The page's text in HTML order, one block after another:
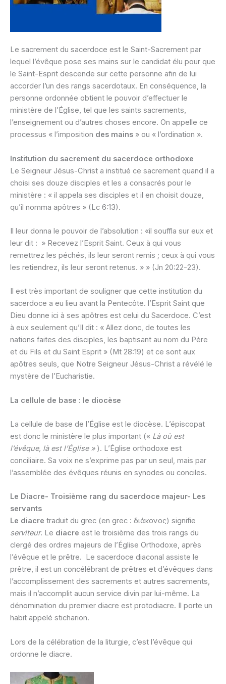
Le sacrement du sacerdoce est le Saint-Sacrement par
lequel l’évêque pose ses mains sur le candidat élu pour que
le Saint-Esprit descende sur cette personne afin de lui
accorder l’un des rangs sacerdotaux. En conséquence, la
personne ordonnée obtient le pouvoir d’effectuer le
ministère de l’Église, tel que les saints sacrements,
l’enseignement ou d’autres choses encore. On appelle ce
processus « l’imposition des mains » ou « l’ordination ».
Institution du sacrement du sacerdoce orthodoxe
Le Seigneur Jésus-Christ a institué ce sacrement quand il a
choisi ses douze disciples et les a consacrés pour le
ministère : « il appela ses disciples et il en choisit douze,
qu’il nomma apôtres » (Lc 6:13).
Il leur donna le pouvoir de l’absolution : «il souffla sur eux et
leur dit : » Recevez l’Esprit Saint. Ceux à qui vous
remettrez les péchés, ils leur seront remis ; ceux à qui vous
les retiendrez, ils leur seront retenus. » » (Jn 20:22-23).
Il est très important de souligner que cette institution du
sacerdoce a eu lieu avant la Pentecôte. l’Esprit Saint que
Dieu donne ici à ses apôtres est celui du Sacerdoce. C’est
à eux seulement qu’Il dit : « Allez donc, de toutes les
nations faites des disciples, les baptisant au nom du Père
et du Fils et du Saint Esprit » (Mt 28:19) et ce sont aux
apôtres seuls, que Notre Seigneur Jésus-Christ a révélé le
mystère de l’Eucharistie.
La cellule de base : le diocèse
La cellule de base de l’Église est le diocèse. L’épiscopat
est donc le ministère le plus important (« Là où est
l’évêque, là est l’Église »). L’Église orthodoxe est
conciliaire. Sa voix ne s’exprime pas par un seul, mais par
l’assemblée des évêques réunis en synodes ou conciles.
Le Diacre- Troisième rang du sacerdoce majeur- Les
servants
Le diacre traduit du grec (en grec : διάκονος) signifie
serviteur. Le diacre est le troisième des trois rangs du
clergé des ordres majeurs de l’Église Orthodoxe, après
l’évêque et le prêtre. Le sacerdoce diaconal assiste le
prêtre, il est un concélébrant de prêtres et d’évêques dans
l’accomplissement des sacrements et autres sacrements,
mais il n’accomplit aucun service divin par lui-même. La
dénomination du premier diacre est protodiacre. Il porte un
habit appelé sticharion.
Lors de la célébration de la liturgie, c’est l’évêque qui
ordonne le diacre.